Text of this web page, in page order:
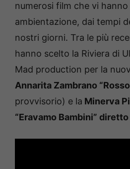
numerosi film che vi
ambientazione, dai tempi
nostri giorni. Tra le più
hanno scelto la Riviera di
Mad production per la
Annarita Zambrano
provvisorio) e la Minerva
“Eravamo Bambini”